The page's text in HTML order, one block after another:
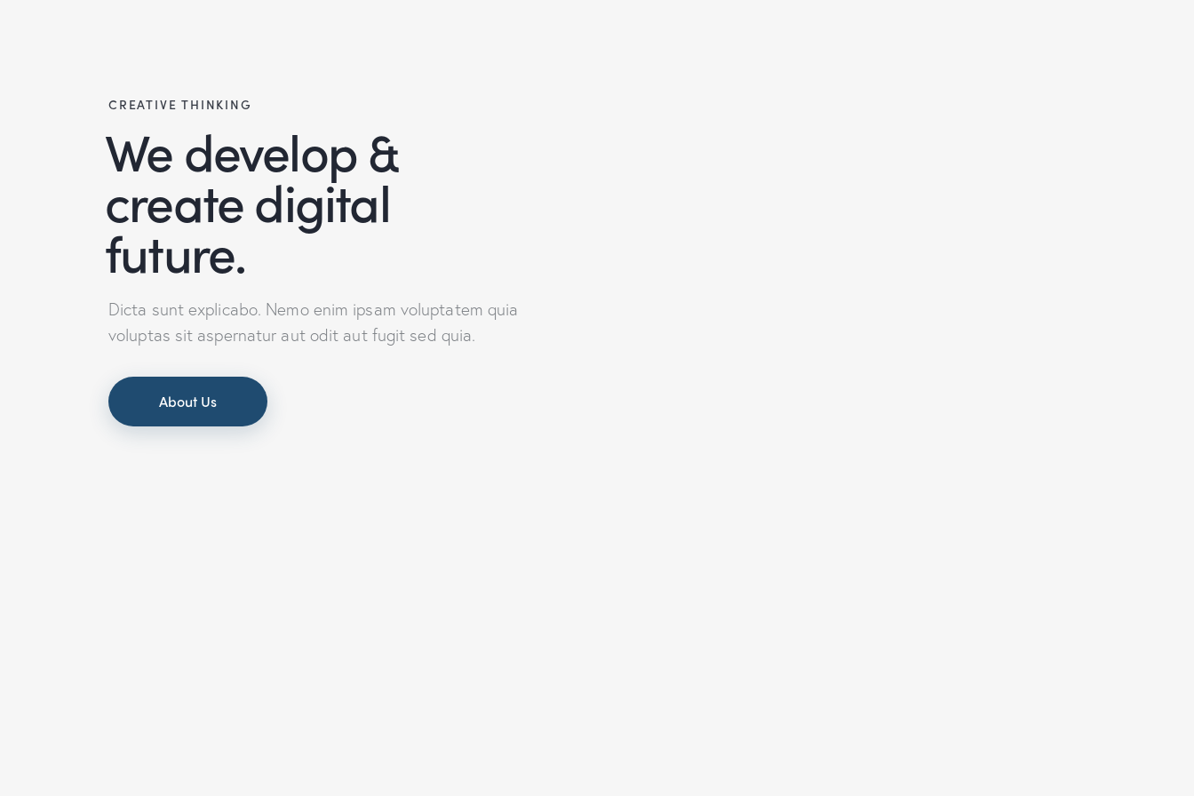
CREATIVE THINKING
We develop &
create digital
future.
Dicta sunt explicabo. Nemo enim ipsam voluptatem quia
voluptas sit aspernatur aut odit aut fugit sed quia.
About Us